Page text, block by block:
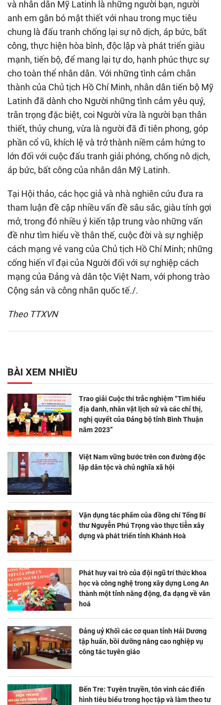
và nhân dân Mỹ Latinh là những người bạn, người
anh em gắn bó mật thiết với nhau trong mục tiêu
chung là đấu tranh chống lại sự nô dịch, áp bức, bất
công, thực hiện hòa bình, độc lập và phát triển giàu
mạnh, tiến bộ, để mang lại tự do, hạnh phúc thực sự
cho toàn thể nhân dân. Với những tình cảm chân
thành của Chủ tịch Hồ Chí Minh, nhân dân tiến bộ Mỹ
Latinh đã dành cho Người những tình cảm yêu quý,
trân trọng đặc biệt, coi Người vừa là người bạn thân
thiết, thủy chung, vừa là người đã đi tiên phong, góp
phần cổ vũ, khích lệ và trở thành niềm cảm hứng to
lớn đối với cuộc đấu tranh giải phóng, chống nô dịch,
áp bức, bất công của nhân dân Mỹ Latinh.
Tại Hội thảo, các học giả và nhà nghiên cứu đưa ra
tham luận đề cập nhiều vấn đề sâu sắc, giàu tính gợi
mở, trong đó nhiều ý kiến tập trung vào những vấn
đề như tìm hiểu về thân thế, cuộc đời và sự nghiệp
cách mạng vẻ vang của Chủ tịch Hồ Chí Minh; những
cống hiến vĩ đại của Người đối với sự nghiệp cách
mạng của Đảng và dân tộc Việt Nam, với phong trào
Cộng sản và công nhân quốc tế./.
Theo TTXVN
BÀI XEM NHIỀU
Trao giải Cuộc thi trắc nghiệm “Tìm hiểu
địa danh, nhân vật lịch sử và các chỉ thị,
nghị quyết của Đảng bộ tỉnh Bình Thuận
năm 2023”
Việt Nam vững bước trên con đường độc
lập dân tộc và chủ nghĩa xã hội
Vận dụng tác phẩm của đồng chí Tổng Bí
thư Nguyễn Phú Trọng vào thực tiễn xây
dựng và phát triển tỉnh Khánh Hoà
Phát huy vai trò của đội ngũ trí thức khoa
học và công nghệ trong xây dựng Long An
thành một tỉnh năng động, đa dạng về văn
hoá
Đảng uỷ Khối các cơ quan tỉnh Hải Dương
tập huấn, bồi dưỡng nâng cao nghiệp vụ
công tác tuyên giáo
Bến Tre: Tuyên truyền, tôn vinh các điển
hình tiêu biểu trong học tập và làm theo tư